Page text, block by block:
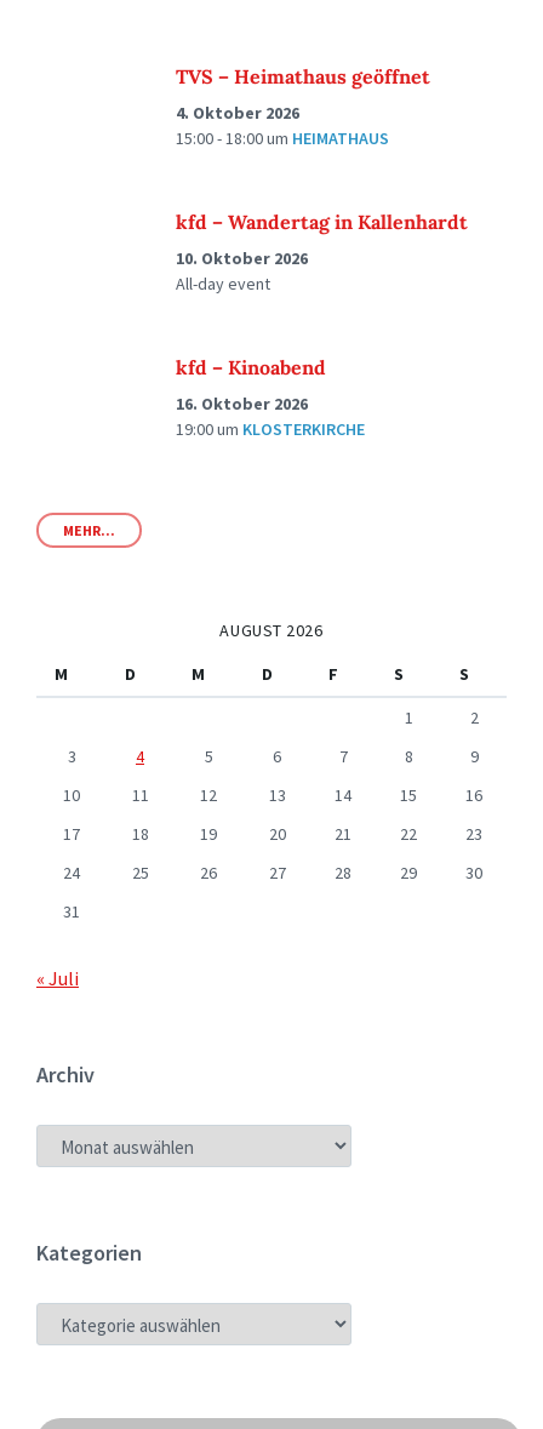
TVS – Heimathaus geöffnet
4. Oktober 2026
15:00 - 18:00um HEIMATHAUS
kfd – Wandertag in Kallenhardt
10. Oktober 2026
All-day event
kfd – Kinoabend
16. Oktober 2026
19:00um KLOSTERKIRCHE
MEHR...
AUGUST 2026
M
D M D F S
S
1
2
3
4 5 6 7 8
9
10
11 12 13 14 15
16
17
18 19 20 21 22
23
24
25 26 27 28 29
30
31
« Juli
Archiv
ARCHIV
Kategorien
KATEGORIEN